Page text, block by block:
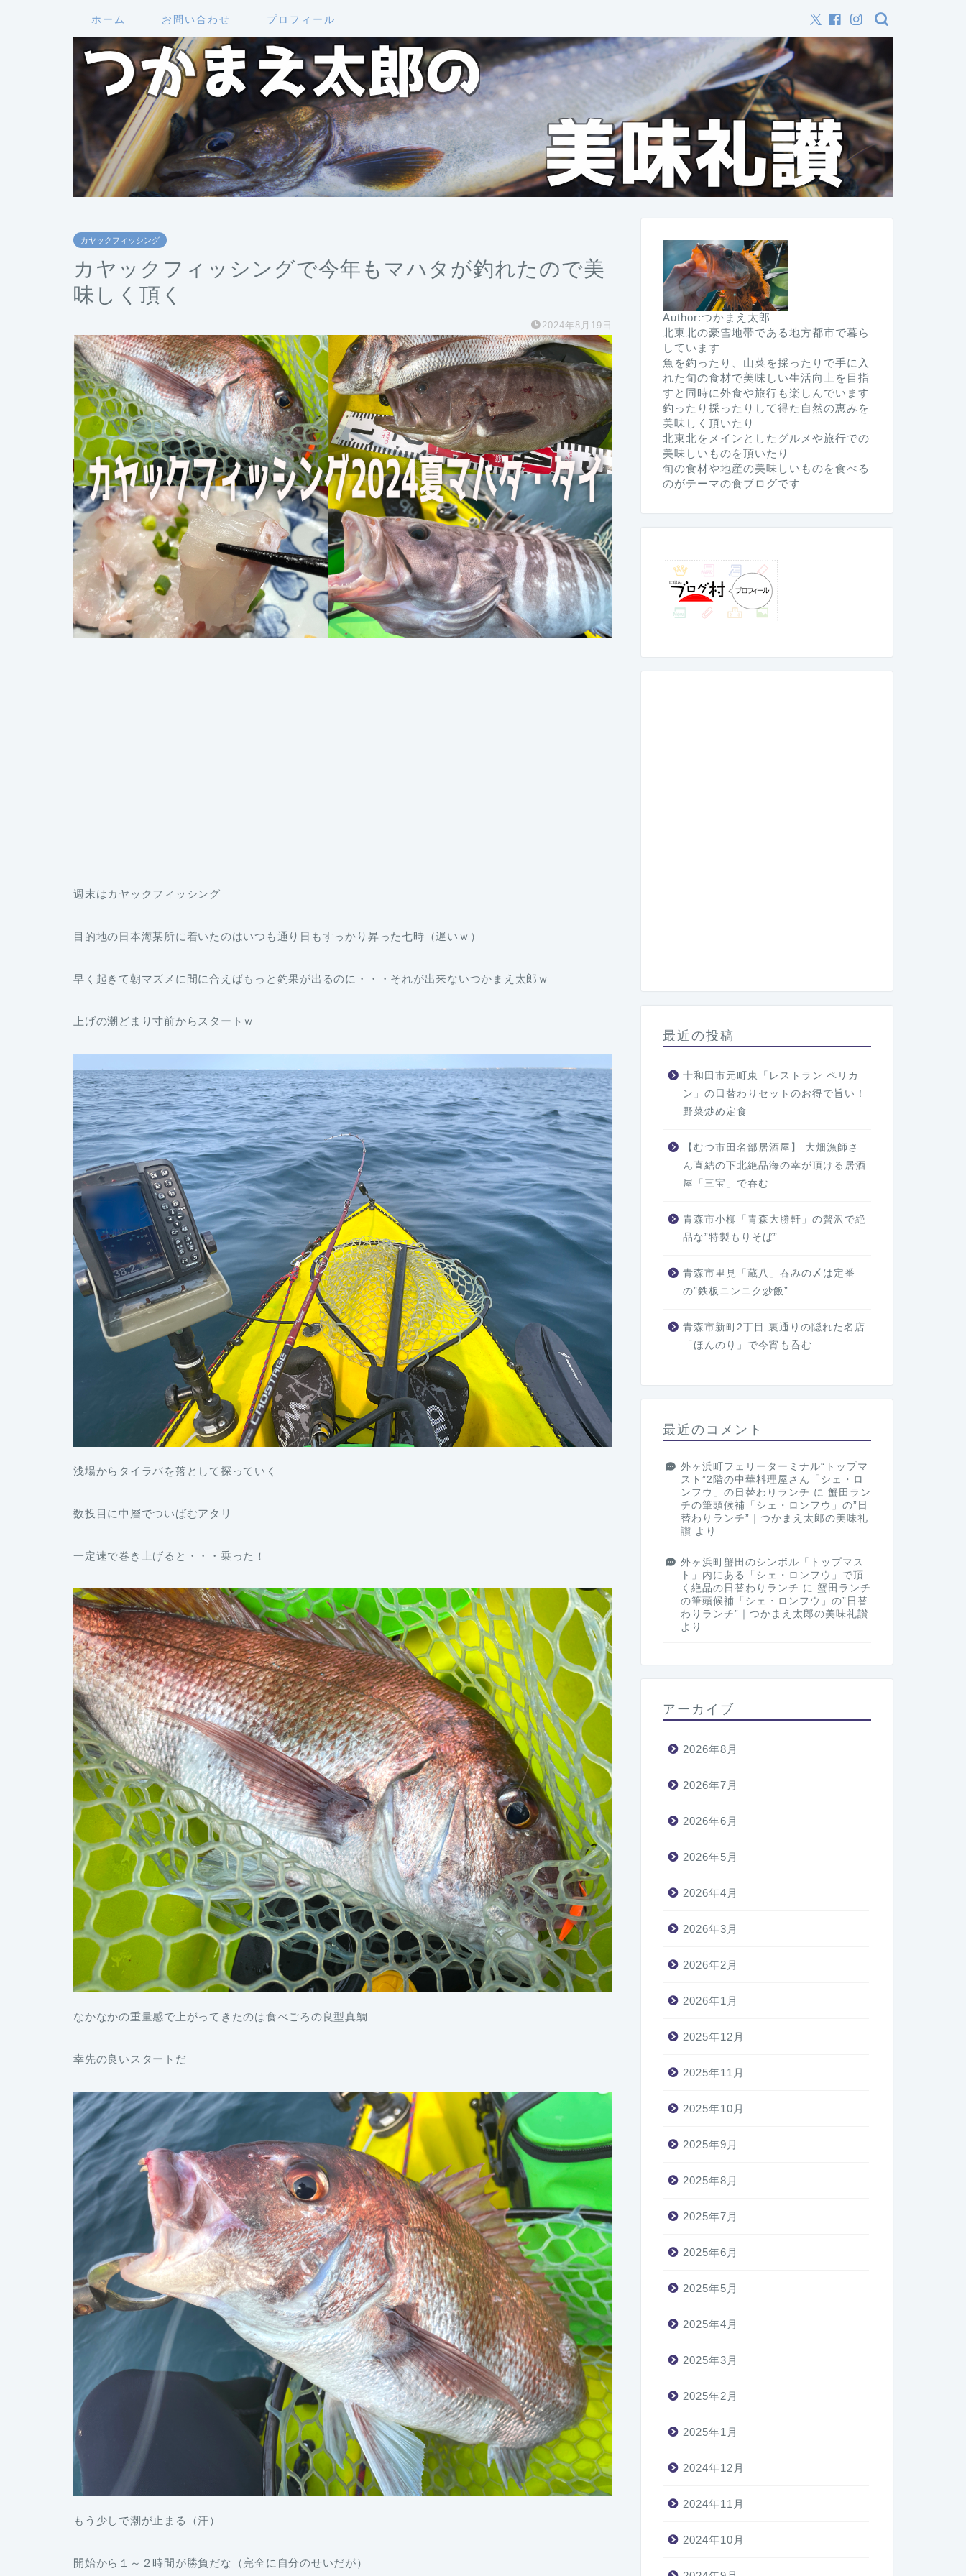
ホーム お問い合わせ プロフィール
カヤックフィッシング
カヤックフィッシングで今年もマハタが釣れたので美
味しく頂く
2024年8月19日
週末はカヤックフィッシング
目的地の日本海某所に着いたのはいつも通り日もすっかり昇った七時（遅いｗ）
早く起きて朝マズメに間に合えばもっと釣果が出るのに・・・それが出来ないつかまえ太郎ｗ
上げの潮どまり寸前からスタートｗ
浅場からタイラバを落として探っていく
数投目に中層でついばむアタリ
一定速で巻き上げると・・・乗った！
なかなかの重量感で上がってきたのは食べごろの良型真鯛
幸先の良いスタートだ
もう少しで潮が止まる（汗）
開始から１～２時間が勝負だな（完全に自分のせいだが）
Author:つかまえ太郎
北東北の豪雪地帯である地方都市で暮ら
しています
魚を釣ったり、山菜を採ったりで手に入
れた旬の食材で美味しい生活向上を目指
すと同時に外食や旅行も楽しんでいます
釣ったり採ったりして得た自然の恵みを
美味しく頂いたり
北東北をメインとしたグルメや旅行での
美味しいものを頂いたり
旬の食材や地産の美味しいものを食べる
のがテーマの食ブログです
最近の投稿
十和田市元町東「レストラン ペリカ
ン」の日替わりセットのお得で旨い！
野菜炒め定食
【むつ市田名部居酒屋】 大畑漁師さ
ん直結の下北絶品海の幸が頂ける居酒
屋「三宝」で吞む
青森市小柳「青森大勝軒」の贅沢で絶
品な”特製もりそば”
青森市里見「蔵八」吞みの〆は定番
の”鉄板ニンニク炒飯”
青森市新町2丁目 裏通りの隠れた名店
「ほんのり」で今宵も呑む
最近のコメント
外ヶ浜町フェリーターミナル“トップマ
スト”2階の中華料理屋さん「シェ・ロ
ンフウ」の日替わりランチ に 蟹田ラン
チの筆頭候補「シェ・ロンフウ」の”日
替わりランチ”｜つかまえ太郎の美味礼
讃 より
外ヶ浜町蟹田のシンボル「トップマス
ト」内にある「シェ・ロンフウ」で頂
く絶品の日替わりランチ に 蟹田ランチ
の筆頭候補「シェ・ロンフウ」の”日替
わりランチ”｜つかまえ太郎の美味礼讃
より
アーカイブ
2026年8月
2026年7月
2026年6月
2026年5月
2026年4月
2026年3月
2026年2月
2026年1月
2025年12月
2025年11月
2025年10月
2025年9月
2025年8月
2025年7月
2025年6月
2025年5月
2025年4月
2025年3月
2025年2月
2025年1月
2024年12月
2024年11月
2024年10月